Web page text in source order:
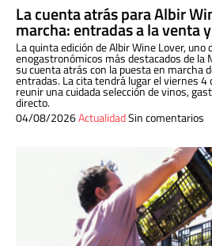
La cuenta atrás para Albir
marcha: entradas a la venta
La quinta edición de Albir Wine Lover, uno
enogastronómicos más destacados de la
su cuenta atrás con la puesta en marcha
entradas. La cita tendrá lugar el viernes
reunir una cuidada selección de vinos,
directo.
04/08/2026ActualidadSin comentarios